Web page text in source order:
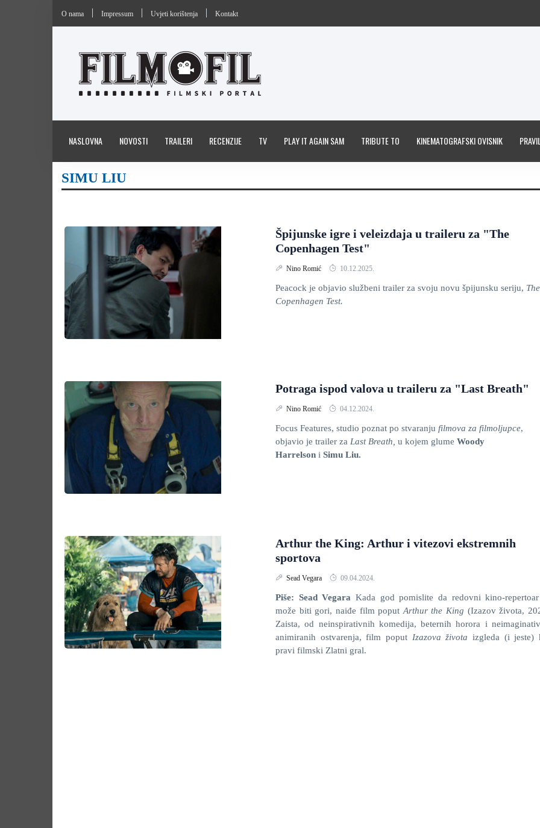
O nama Impressum Uvjeti korištenja Kontakt
NASLOVNA NOVOSTI TRAILERI RECENZIJE TV PLAY IT AGAIN SAM TRIBUTE TO KINEMATOGRAFSKI OVISNIK
SIMU LIU
Špijunske igre i veleizdaja u traileru za "The
Copenhagen Test"
Nino Romić 10.12.2025.
Peacock je objavio službeni trailer za svoju novu špijunsku seriju, The
Copenhagen Test.
Potraga ispod valova u traileru za "Last Breath"
Nino Romić 04.12.2024.
Focus Features, studio poznat po stvaranju filmova za filmoljupce,
objavio je trailer za Last Breath, u kojem glume Woody
Harrelson i Simu Liu.
Arthur the King: Arthur i vitezovi ekstremnih
sportova
Sead Vegara 09.04.2024.
Piše: Sead Vegara Kada god pomislite da redovni kino-
može biti gori, naiđe film poput Arthur the King (Izazov života,
Zaista, od neinspirativnih komedija, beternih horora i
animiranih ostvarenja, film poput Izazova životaizgleda (i jeste)
pravi filmski Zlatni gral.